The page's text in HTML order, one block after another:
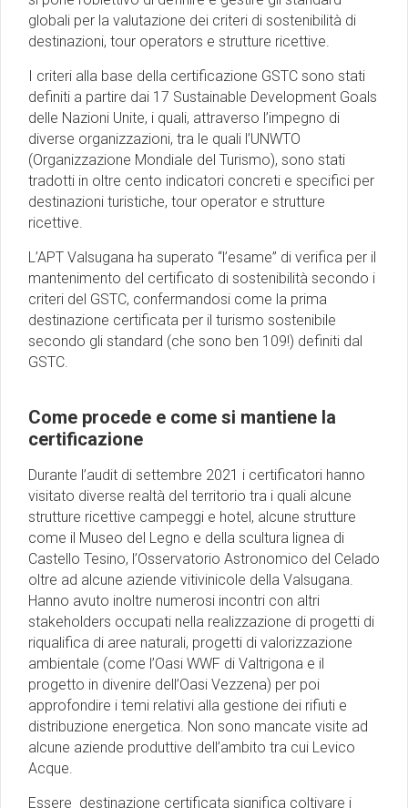
globali per la valutazione dei criteri di sostenibilità di
destinazioni, tour operators e strutture ricettive.
I criteri alla base della certificazione GSTC sono stati
definiti a partire dai 17 Sustainable Development Goals
delle Nazioni Unite, i quali, attraverso l’impegno di
diverse organizzazioni, tra le quali l’UNWTO
(Organizzazione Mondiale del Turismo), sono stati
tradotti in oltre cento indicatori concreti e specifici per
destinazioni turistiche, tour operator e strutture
ricettive.
L’APT Valsugana ha superato “l’esame” di verifica per il
mantenimento del certificato di sostenibilità secondo i
criteri del GSTC, confermandosi come la prima
destinazione certificata per il turismo sostenibile
secondo gli standard (che sono ben 109!) definiti dal
GSTC.
Come procede e come si mantiene la
certificazione
Durante l’audit di settembre 2021 i certificatori hanno
visitato diverse realtà del territorio tra i quali alcune
strutture ricettive campeggi e hotel, alcune strutture
come il Museo del Legno e della scultura lignea di
Castello Tesino, l’Osservatorio Astronomico del Celado
oltre ad alcune aziende vitivinicole della Valsugana.
Hanno avuto inoltre numerosi incontri con altri
stakeholders occupati nella realizzazione di progetti di
riqualifica di aree naturali, progetti di valorizzazione
ambientale (come l’Oasi WWF di Valtrigona e il
progetto in divenire dell’Oasi Vezzena) per poi
approfondire i temi relativi alla gestione dei rifiuti e
distribuzione energetica. Non sono mancate visite ad
alcune aziende produttive dell’ambito tra cui Levico
Acque.
Essere destinazione certificata significa coltivare i